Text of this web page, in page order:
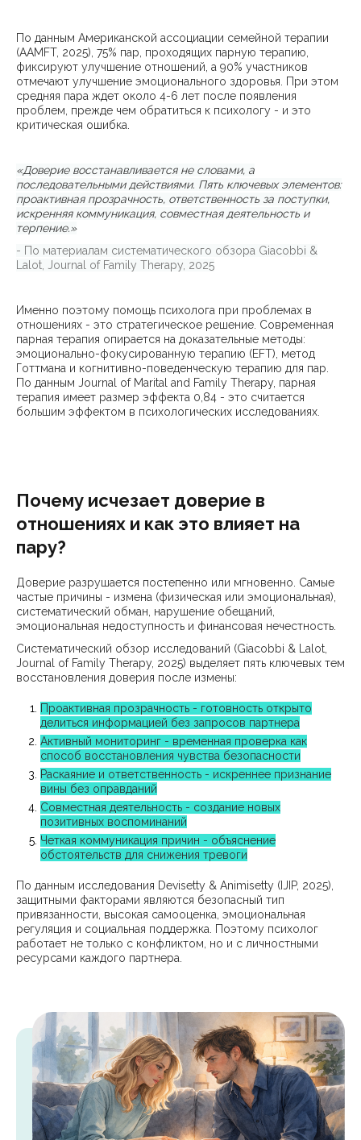
По данным Американской ассоциации семейной терапии
(AAMFT, 2025), 75% пар, проходящих парную терапию,
фиксируют улучшение отношений, а 90% участников
отмечают улучшение эмоционального здоровья. При этом
средняя пара ждет около 4-6 лет после появления
проблем, прежде чем обратиться к психологу - и это
критическая ошибка.
«Доверие восстанавливается не словами, а
последовательными действиями. Пять ключевых элементов:
проактивная прозрачность, ответственность за поступки,
искренняя коммуникация, совместная деятельность и
терпение.»
- По материалам систематического обзора Giacobbi &
Lalot, Journal of Family Therapy, 2025
Именно поэтому помощь психолога при проблемах в
отношениях - это стратегическое решение. Современная
парная терапия опирается на доказательные методы:
эмоционально-фокусированную терапию (EFT), метод
Готтмана и когнитивно-поведенческую терапию для пар.
По данным Journal of Marital and Family Therapy, парная
терапия имеет размер эффекта 0,84 - это считается
большим эффектом в психологических исследованиях.
Почему исчезает доверие в
отношениях и как это влияет на
пару?
Доверие разрушается постепенно или мгновенно. Самые
частые причины - измена (физическая или эмоциональная),
систематический обман, нарушение обещаний,
эмоциональная недоступность и финансовая нечестность.
Систематический обзор исследований (Giacobbi & Lalot,
Journal of Family Therapy, 2025) выделяет пять ключевых тем
восстановления доверия после измены:
Проактивная прозрачность - готовность открыто
делиться информацией без запросов партнера
Активный мониторинг - временная проверка как
способ восстановления чувства безопасности
Раскаяние и ответственность - искреннее признание
вины без оправданий
Совместная деятельность - создание новых
позитивных воспоминаний
Четкая коммуникация причин - объяснение
обстоятельств для снижения тревоги
По данным исследования Devisetty & Animisetty (IJIP, 2025),
защитными факторами являются безопасный тип
привязанности, высокая самооценка, эмоциональная
регуляция и социальная поддержка. Поэтому психолог
работает не только с конфликтом, но и с личностными
ресурсами каждого партнера.